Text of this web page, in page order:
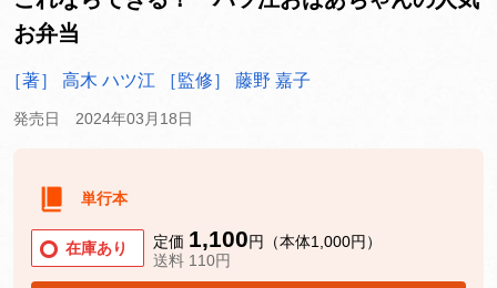
お弁当
［著］ 高木 ハツ江 ［監修］ 藤野 嘉子
発売日 2024年03月18日
単行本
在庫あり 定価 1,100円（本体1,000円）
送料 110円